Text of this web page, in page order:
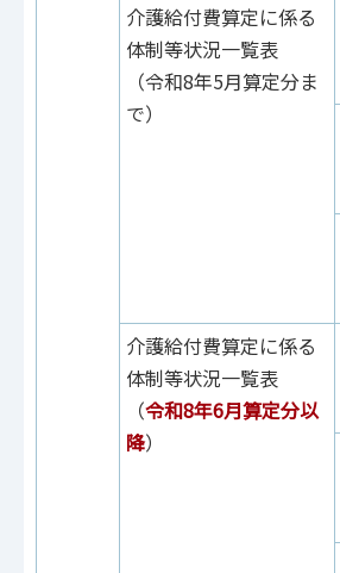
介護給付費算定に係る
体制等状況一覧表
（令和8年5月算定分ま
で）
介護給付費算定に係る
体制等状況一覧表
（令和8年6月算定分以
降）